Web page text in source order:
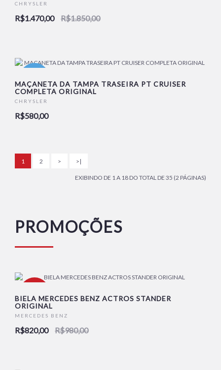
CHRYSLER
R$1.470,00 R$1.850,00
MAÇANETA DA TAMPA TRASEIRA PT CRUISER
COMPLETA ORIGINAL
CHRYSLER
R$580,00
1 2 > >|
EXIBINDO DE 1 A 18 DO TOTAL DE 35 (2 PÁGINAS)
PROMOÇÕES
BIELA MERCEDES BENZ ACTROS STANDER
ORIGINAL
MERCEDES BENZ
R$820,00 R$980,00